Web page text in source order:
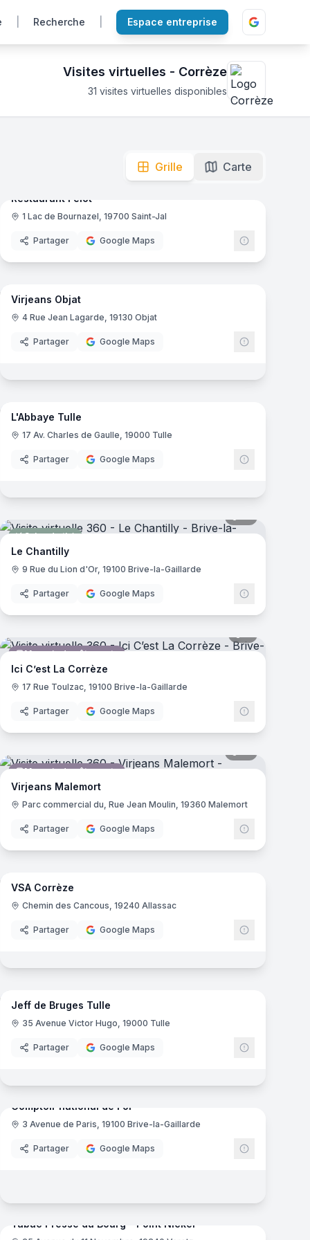
Recherche Espace entreprise
Visites virtuelles - Corrèze
31 visites virtuelles disponibles
Grille
Carte
Restaurant
11
Restaurant l'élot
1 Lac de Bournazel, 19700 Saint-Jal
Partager Google Maps
Magasin de vêtements
15panoramas
Virjeans Objat
4 Rue Jean Lagarde, 19130 Objat
Partager Google Maps
Restaurant
8panoramas
L'Abbaye Tulle
17 Av. Charles de Gaulle, 19000 Tulle
Partager Google Maps
Salon de thé
Le Chantilly
9 Rue du Lion d'Or, 19100 Brive-la-Gaillarde
Partager Google Maps
Magasin de vêtements
Ici C’est La Corrèze
17 Rue Toulzac, 19100 Brive-la-Gaillarde
Partager Google Maps
Magasin de vêtements
Virjeans Malemort
Parc commercial du, Rue Jean Moulin, 19360 Malemort
Partager Google Maps
Camping
43panoramas
VSA Corrèze
Chemin des Cancous, 19240 Allassac
Partager Google Maps
Chocolatier
5panoramas
Jeff de Bruges Tulle
35 Avenue Victor Hugo, 19000 Tulle
Partager Google Maps
Bijouterie
Comptoir national de l'or
3 Avenue de Paris, 19100 Brive-la-Gaillarde
Partager Google Maps
Tabac Presse du Bourg - Point Nickel